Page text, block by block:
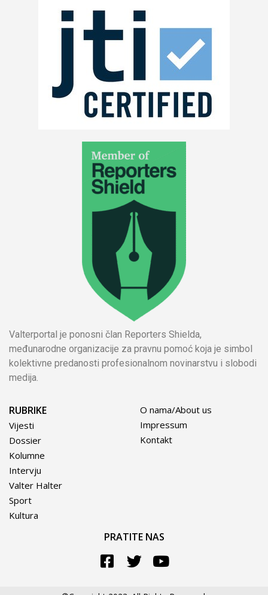
Valterportal je ponosni član Reporters Shielda,
međunarodne organizacije za pravnu pomoć koja je simbol
kolektivne predanosti profesionalnom novinarstvu i slobodi
medija.
RUBRIKE
Vijesti
Dossier
Kolumne
Intervju
Valter Halter
Sport
Kultura
O nama/About us
Impressum
Kontakt
PRATITE NAS